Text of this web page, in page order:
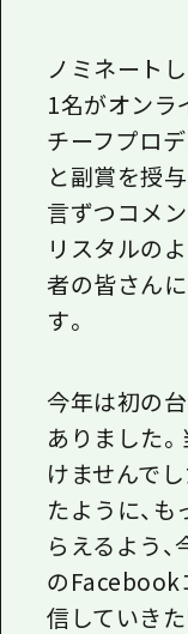
ノミネート
1名がオンラ
チーフプロ
と副賞を授
言ずつコメ
リスタルの
者の皆さん
す。
今年は初の
ありました
けませんで
たように、
らえるよう
のFacebook
信していき